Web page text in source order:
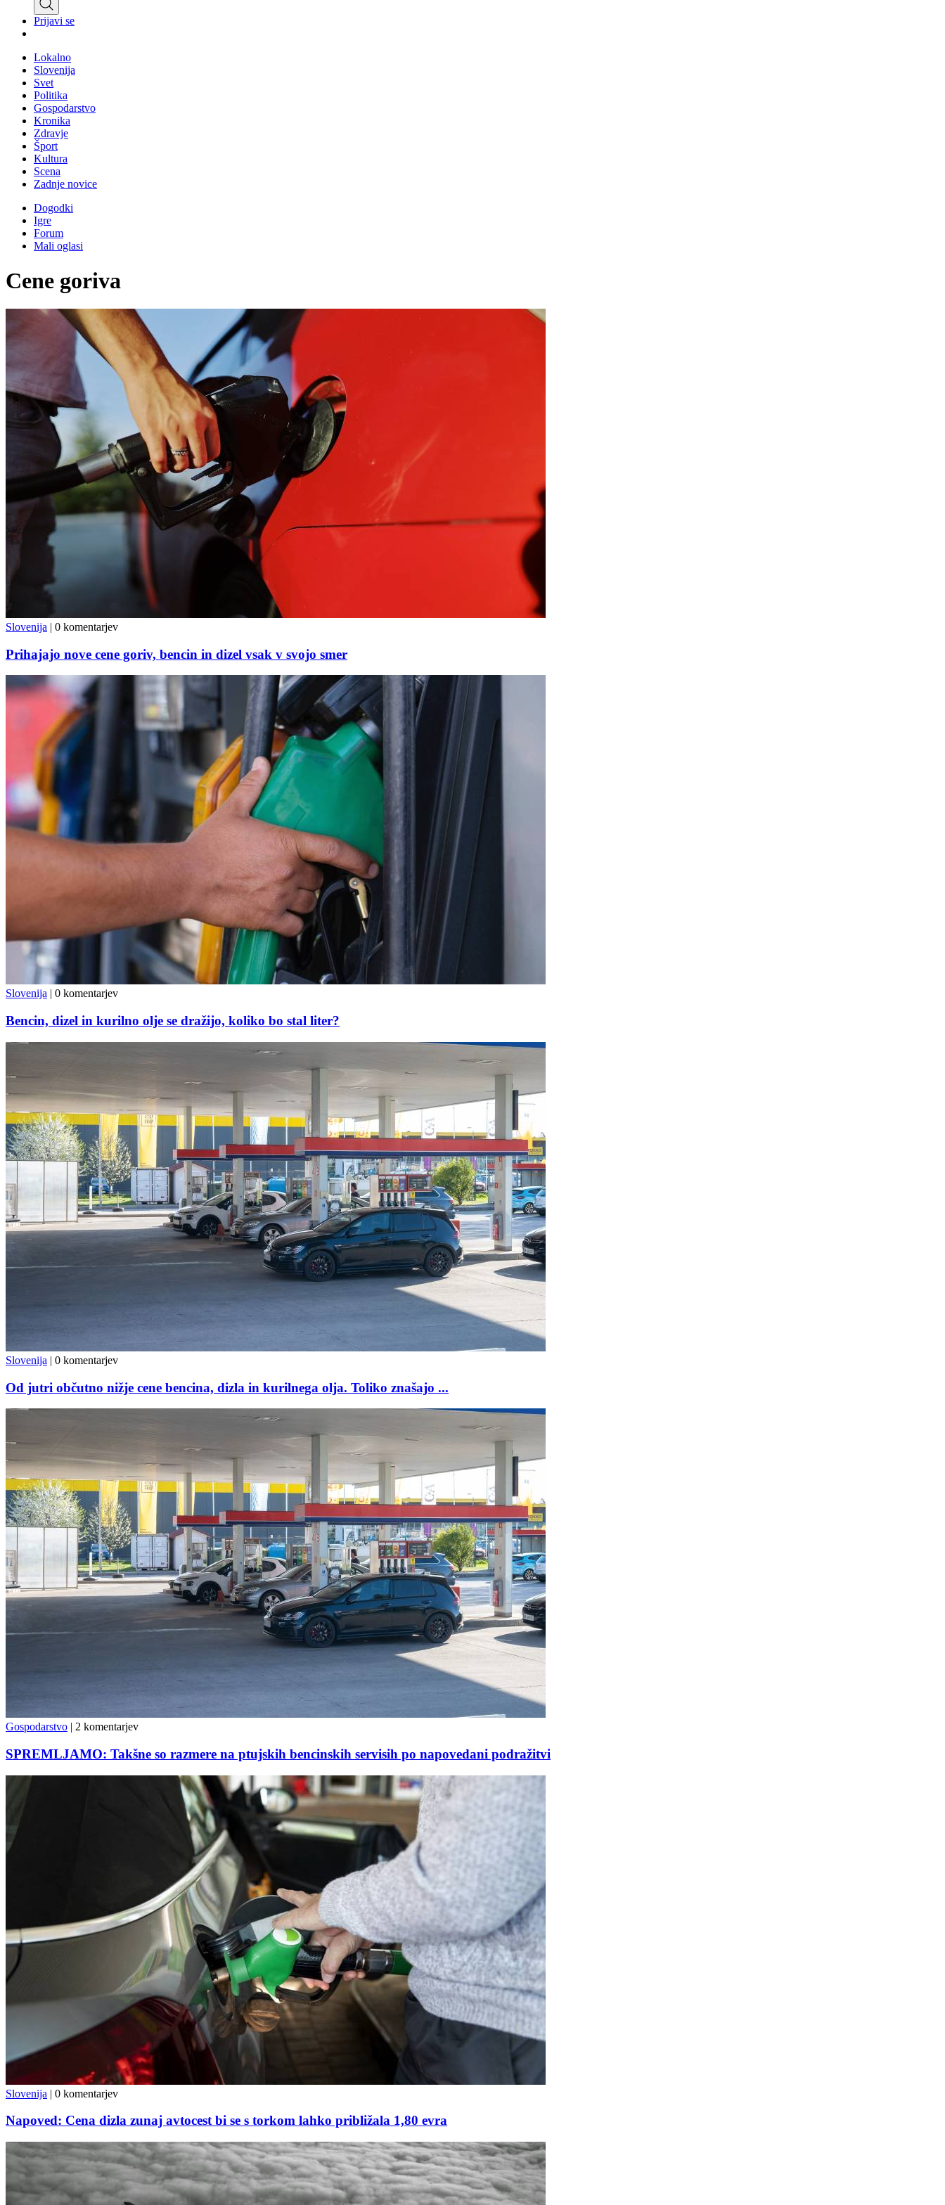
Prijavi se
Lokalno
Slovenija
Svet
Politika
Gospodarstvo
Kronika
Zdravje
Šport
Kultura
Scena
Zadnje novice
Dogodki
Igre
Forum
Mali oglasi
Cene goriva
Slovenija | 0 komentarjev
Prihajajo nove cene goriv, bencin in dizel vsak v svojo smer
Slovenija 0 komentarjev
Bencin, dizel in kurilno olje se dražijo, koliko bo stal liter?
Slovenija | 0 komentarjev
Od jutri občutno nižje cene bencina, dizla in kurilnega olja. Toliko znašajo ...
Gospodarstvo | 2 komentarjev
SPREMLJAMO: Takšne so razmere na ptujskih bencinskih servisih po napovedani podražitvi
Slovenija | 0 komentarjev
Napoved: Cena dizla zunaj avtocest bi se s torkom lahko približala 1,80 evra
Prijavi se na cajtng